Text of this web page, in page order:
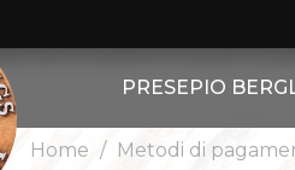
PRESEPIO
ALTRE
Home Metodi di